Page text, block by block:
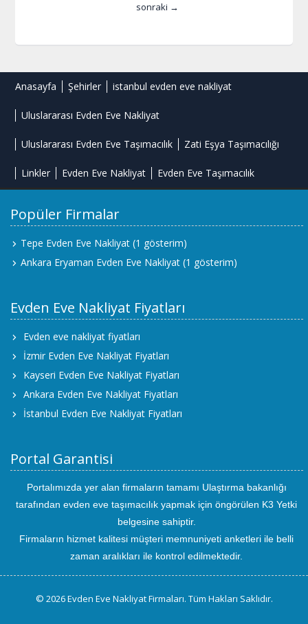
sonraki →
Anasayfa Şehirler istanbul evden eve nakliyat
Uluslararası Evden Eve Nakliyat
Uluslararası Evden Eve Taşımacılık Zati Eşya Taşımacılığı
Linkler Evden Eve Nakliyat Evden Eve Taşımacılık
Popüler Firmalar
Tepe Evden Eve Nakliyat (1 gösterim)
Ankara Eryaman Evden Eve Nakliyat (1 gösterim)
Evden Eve Nakliyat Fiyatları
Evden eve nakliyat fiyatları
İzmir Evden Eve Nakliyat Fiyatları
Kayseri Evden Eve Nakliyat Fiyatları
Ankara Evden Eve Nakliyat Fiyatları
İstanbul Evden Eve Nakliyat Fiyatları
Portal Garantisi
Portalımızda yer alan firmaların tamamı Ulaştırma bakanlığı
tarafından evden eve taşımacılık yapmak için öngörülen K3 Yetki
belgesine sahiptir.
Firmaların hizmet kalitesi müşteri memnuniyeti anketleri ile belli
zaman aralıkları ile kontrol edilmektedir.
© 2026 Evden Eve Nakliyat Firmaları. Tüm Hakları Saklıdır.